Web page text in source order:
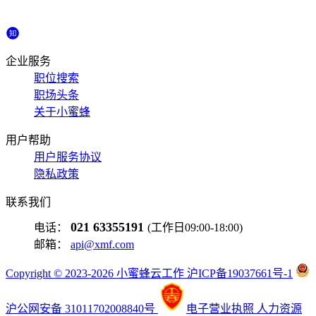
企业服务
职位搜索
职场头条
关于小蜜蜂
用户帮助
用户服务协议
隐私政策
联系我们
电话： 021 63355191 (工作日09:00-18:00)
邮箱： api@xmf.com
Copyright © 2023-2026 小蜜蜂云工作 沪ICP备19037661号-1
沪公网安备 31011702008840号 电子营业执照 人力资源